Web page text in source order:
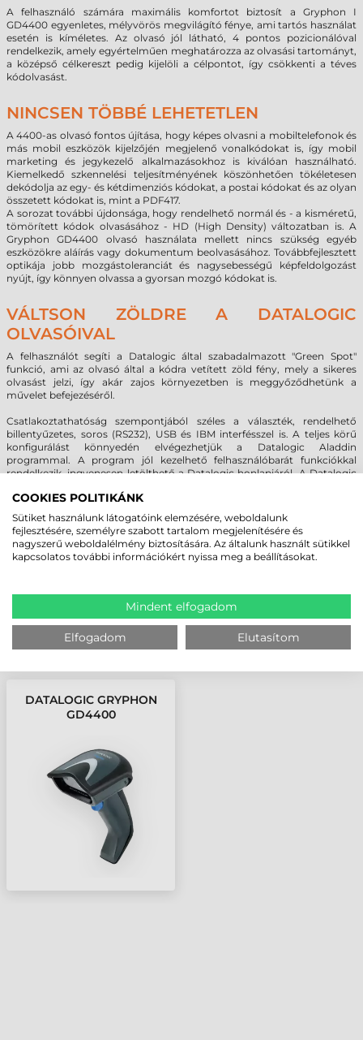
A felhasználó számára maximális komfortot biztosít a Gryphon I
GD4400 egyenletes, mélyvörös megvilágító fénye, ami tartós használat
esetén is kíméletes. Az olvasó jól látható, 4 pontos pozicionálóval
rendelkezik, amely egyértelműen meghatározza az olvasási tartományt,
a középső célkereszt pedig kijelöli a célpontot, így csökkenti a téves
kódolvasást.
NINCSEN TÖBBÉ LEHETETLEN
A 4400-as olvasó fontos újítása, hogy képes olvasni a mobiltelefonok és
más mobil eszközök kijelzőjén megjelenő vonalkódokat is, így mobil
marketing és jegykezelő alkalmazásokhoz is kiválóan használható.
Kiemelkedő szkennelési teljesítményének köszönhetően tökéletesen
dekódolja az egy- és kétdimenziós kódokat, a postai kódokat és az olyan
összetett kódokat is, mint a PDF417.
A sorozat további újdonsága, hogy rendelhető normál és - a kisméretű,
tömörített kódok olvasásához - HD (High Density) változatban is. A
Gryphon GD4400 olvasó használata mellett nincs szükség egyéb
eszközökre aláírás vagy dokumentum beolvasásához. Továbbfejlesztett
optikája jobb mozgástoleranciát és nagysebességű képfeldolgozást
nyújt, így könnyen olvassa a gyorsan mozgó kódokat is.
VÁLTSON ZÖLDRE A DATALOGIC
OLVASÓIVAL
A felhasználót segíti a Datalogic által szabadalmazott "Green Spot"
funkció, ami az olvasó által a kódra vetített zöld fény, mely a sikeres
olvasást jelzi, így akár zajos környezetben is meggyőződhetünk a
művelet befejezéséről.
Csatlakoztathatóság szempontjából széles a választék, rendelhető
billentyűzetes, soros (RS232), USB és IBM interfésszel is. A teljes körű
konfigurálást könnyedén elvégezhetjük a Datalogic Aladdin
programmal. A program jól kezelhető felhasználóbarát funkciókkal
rendelkezik, ingyenesen letölthető a Datalogic honlapjáról. A Datalogic
MEGBÍZHAT BENNÜNK! ISMERJE MEG
VÁSÁRLÓINK VÉLEMÉNYÉT
KÖVESSE BE YOUTUBE CSATORNÁNKAT!
LEGUTÓBB MEGTEKINTETT TERMÉKEK
DATALOGIC GRYPHON
GD4400
COOKIES POLITIKÁNK
Sütiket használunk látogatóink elemzésére, weboldalunk
fejlesztésére, személyre szabott tartalom megjelenítésére és
nagyszerű weboldalélmény biztosítására. Az általunk használt sütikkel
kapcsolatos további információkért nyissa meg a beállításokat.
Mindent elfogadom
Elfogadom Elutasítom